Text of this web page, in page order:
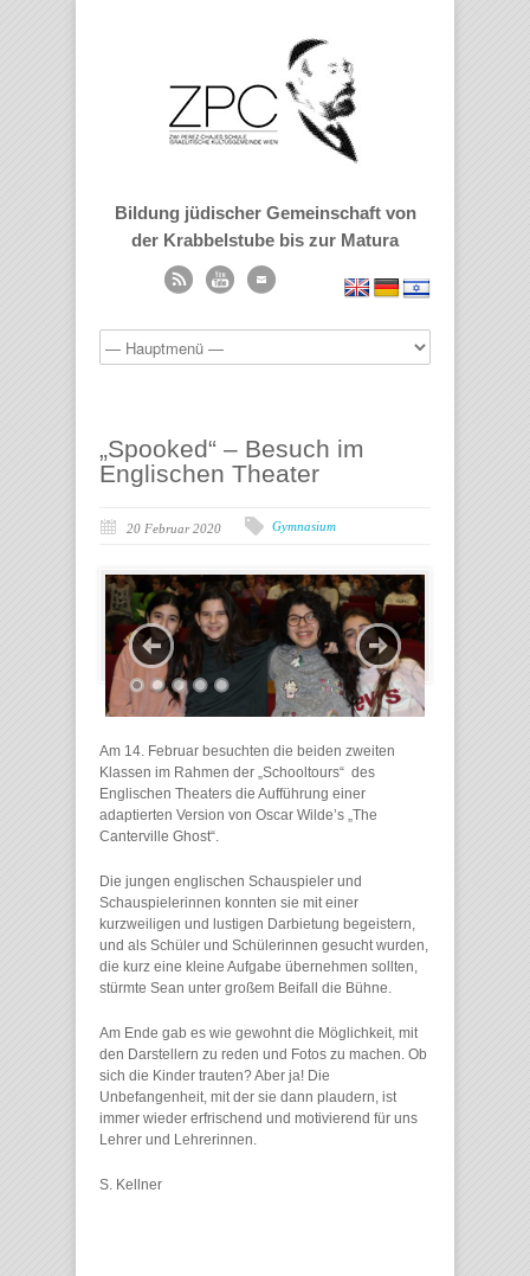
Bildung jüdischer Gemeinschaft von
der Krabbelstube bis zur Matura
„Spooked“ – Besuch im
Englischen Theater
20 Februar 2020 Gymnasium
Am 14. Februar besuchten die beiden zweiten
Klassen im Rahmen der „Schooltours“ des
Englischen Theaters die Aufführung einer
adaptierten Version von Oscar Wilde’s „The
Canterville Ghost“.
Die jungen englischen Schauspieler und
Schauspielerinnen konnten sie mit einer
kurzweiligen und lustigen Darbietung begeistern,
und als Schüler und Schülerinnen gesucht wurden,
die kurz eine kleine Aufgabe übernehmen sollten,
stürmte Sean unter großem Beifall die Bühne.
Am Ende gab es wie gewohnt die Möglichkeit, mit
den Darstellern zu reden und Fotos zu machen. Ob
sich die Kinder trauten? Aber ja! Die
Unbefangenheit, mit der sie dann plaudern, ist
immer wieder erfrischend und motivierend für uns
Lehrer und Lehrerinnen.
S. Kellner